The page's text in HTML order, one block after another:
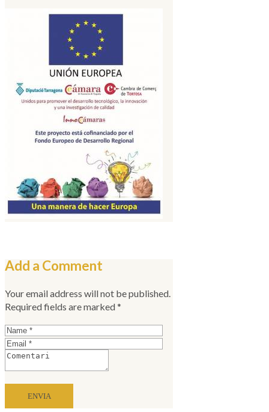
Add a Comment
Your email address will not be published.
Required fields are marked *